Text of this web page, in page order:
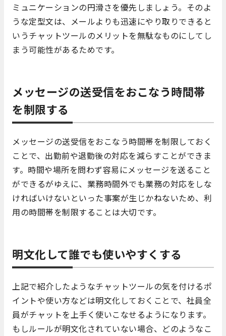
ミュニケーションの円滑さを優先しましょう。そのよ
うな定型文は、メールよりも迅速にやり取りできると
いうチャットツールのメリットを無駄なものにしてし
まう可能性があるためです。
メッセージの送受信をおこなう時間帯
を制限する
メッセージの送受信をおこなう時間帯を制限しておく
ことで、出勤前や退勤後の対応を減らすことができま
す。時間や場所を問わず容易にメッセージを送ること
ができるがゆえに、業務時間外でも業務の対応をしな
ければいけないといった事案が生じかねないため、利
用の時間帯を制限することは大切です。
明文化して誰でも使いやすくする
上記で紹介したようなチャットツールの気を付けるポ
イントや使い方などは明文化しておくことで、社員全
員がチャットを上手く使いこなせるようになります。
もしルールが明文化されていない場合、どのようなこ